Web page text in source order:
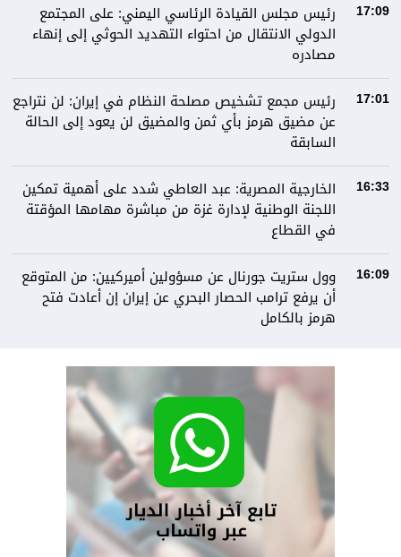
17:09
رئيس مجلس القيادة الرئاسي اليمني: على المجتمع
الدولي الانتقال من احتواء التهديد الحوثي إلى إنهاء
مصادره
17:01
رئيس مجمع تشخيص مصلحة النظام في إيران: لن نتراجع
عن مضيق هرمز بأي ثمن والمضيق لن يعود إلى الحالة
السابقة
16:33
الخارجية المصرية: عبد العاطي شدد على أهمية تمكين
اللجنة الوطنية لإدارة غزة من مباشرة مهامها المؤقتة
في القطاع
16:09
وول ستريت جورنال عن مسؤولين أميركيين: من المتوقع
أن يرفع ترامب الحصار البحري عن إيران إن أعادت فتح
هرمز بالكامل